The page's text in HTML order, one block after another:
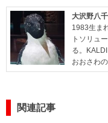
大沢野八
1983生ま
トソリュ
る。KALDI
おおさわ
関連記事